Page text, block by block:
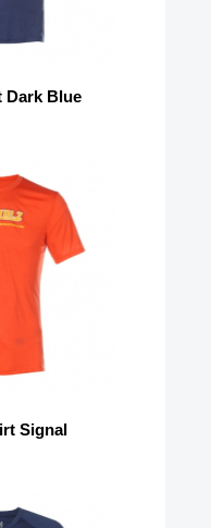
Dark Blue
Signal